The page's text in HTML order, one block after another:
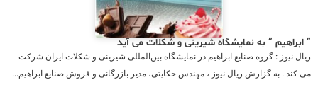
” ابراهیم ” به نمایشگاه شیرینی و شکلات می آید
ریال نیوز : گروه صنایع ابراهیم در نمایشگاه بین‌المللی شیرینی و شکلات ایران شرکت
می کند . به گزارش ریال نیوز ، مهندس حکایتی، مدیر بازرگانی و فروش صنایع ابراهیم...